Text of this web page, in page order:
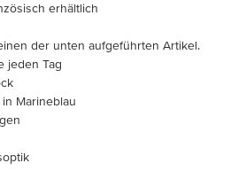
erhältlich
der unten aufgeführten Artikel.
jeden Tag
in Marineblau